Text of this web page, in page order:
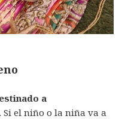
a
. Si el niño o la niña va a